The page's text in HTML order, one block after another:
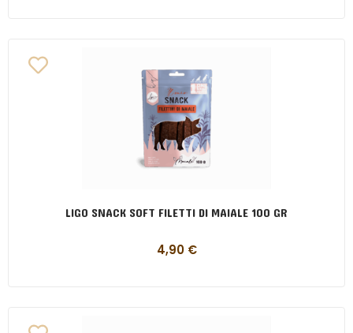
LIGO SNACK SOFT FILETTI DI MAIALE 100 GR
4,90 €